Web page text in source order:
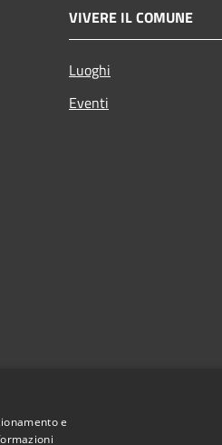
VIVERE IL COMUNE
Luoghi
Eventi
e